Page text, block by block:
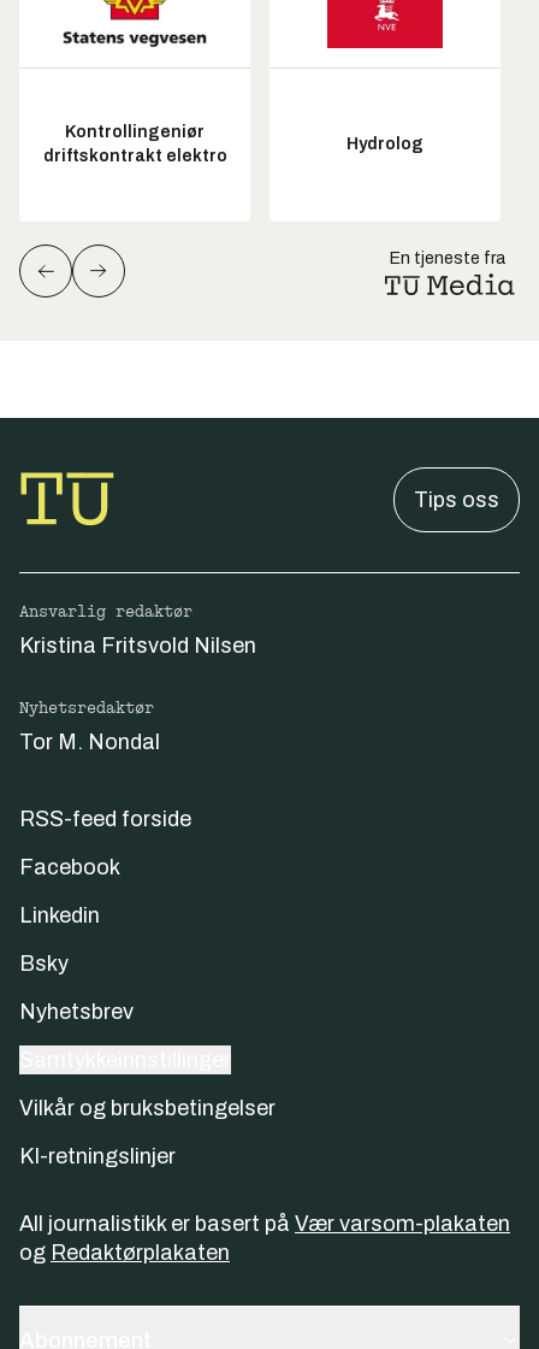
Kontrollingeniør
driftskontrakt elektro
Hydrolog
En tjeneste fra
Tips oss
Ansvarlig redaktør
Kristina Fritsvold Nilsen
Nyhetsredaktør
Tor M. Nondal
RSS-feed forside
Facebook
Linkedin
Bsky
Nyhetsbrev
Vilkår og bruksbetingelser
KI-retningslinjer
All journalistikk er basert på Vær varsom-plakaten
og Redaktørplakaten